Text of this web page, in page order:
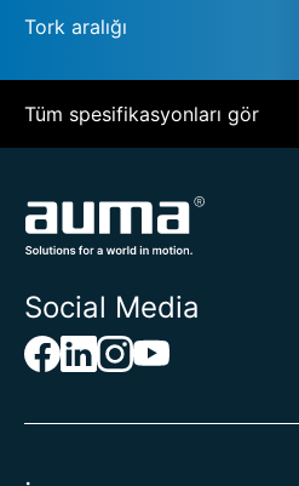
Tork aralığı
Tüm spesifikasyonları gör
Social Media